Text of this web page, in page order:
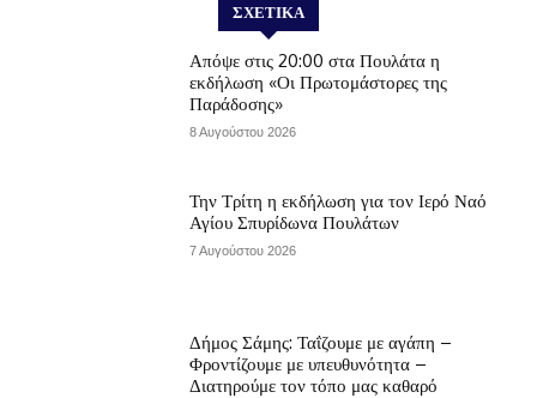
ΣΧΕΤΙΚΆ
Απόψε στις 20:00 στα Πουλάτα η
εκδήλωση «Οι Πρωτομάστορες της
Παράδοσης»
8 Αυγούστου 2026
Την Τρίτη η εκδήλωση για τον Ιερό Ναό
Αγίου Σπυρίδωνα Πουλάτων
7 Αυγούστου 2026
Δήμος Σάμης: Ταΐζουμε με αγάπη –
Φροντίζουμε με υπευθυνότητα –
Διατηρούμε τον τόπο μας καθαρό